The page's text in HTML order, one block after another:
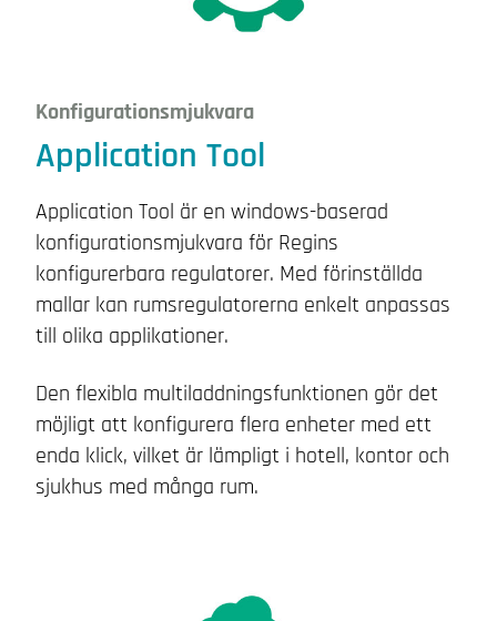
Konfigurationsmjukvara
Application Tool
Application Tool är en windows-baserad
konfigurationsmjukvara för Regins
konfigurerbara regulatorer. Med förinställda
mallar kan rumsregulatorerna enkelt anpassas
till olika applikationer.
Den flexibla multiladdningsfunktionen gör det
möjligt att konfigurera flera enheter med ett
enda klick, vilket är lämpligt i hotell, kontor och
sjukhus med många rum.